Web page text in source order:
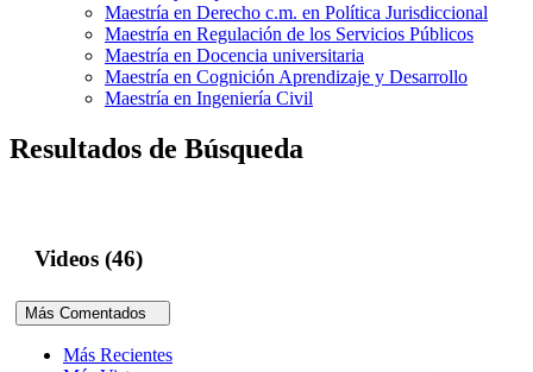
Maestría en Derecho c.m. en Política Jurisdiccional
Maestría en Regulación de los Servicios Públicos
Maestría en Docencia universitaria
Maestría en Cognición Aprendizaje y Desarrollo
Maestría en Ingeniería Civil
Resultados de Búsqueda
Videos (46)
Más Comentados
Más Recientes